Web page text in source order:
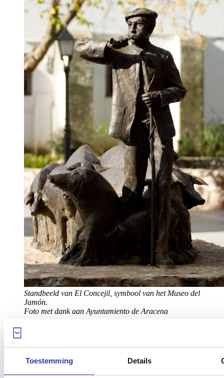
Toestemming Details
Standbeeld van El Concejil, symbool van het Museo del
Jamón.
Foto met dank aan Ayuntamiento de Aracena
daarnaast leer je ook hoe de rauwe ham wordt verwerkt tot een